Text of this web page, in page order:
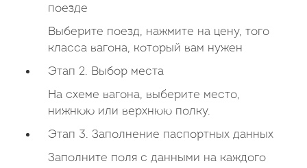
поезде
Выберите поезд, нажмите на цену, того
класса вагона, который вам нужен
Этап 2. Выбор места
На схеме вагона, выберите место,
нижнюю или верхнюю полку.
Этап 3. Заполнение паспортных данных
Заполните поля с данными на каждого